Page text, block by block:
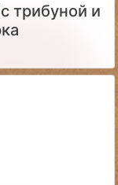
трибуной и